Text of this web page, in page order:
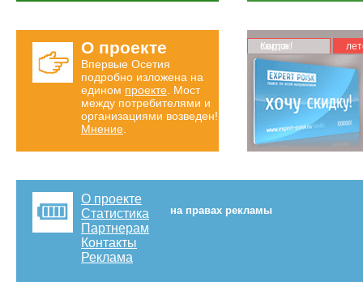
О проекте
Впервые Осетия
подробно изложена на
едином проекте . Мост
между потребителями и
организациями возведен!
Мнение
Карта скидок!
О проекте
Статистика
Партнерам
Контакты
Реклама
на правах рекламы